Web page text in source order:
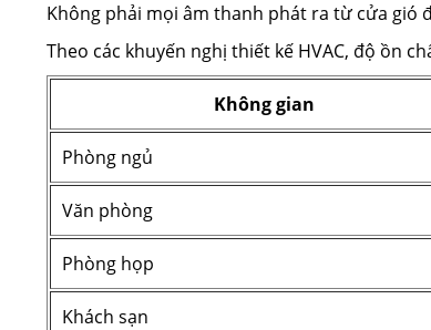
Không phải mọi âm thanh phát ra từ cửa gió
Theo các khuyến nghị thiết kế HVAC, độ ồn
Không gian
Phòng ngủ
Văn phòng
Phòng họp
Khách sạn